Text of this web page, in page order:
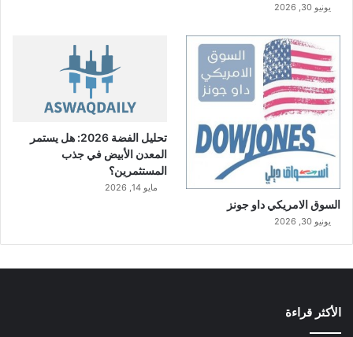
يونيو 30, 2026
السوق الامريكي داو جونز
يونيو 30, 2026
تحليل الفضة 2026: هل يستمر
المعدن الأبيض في جذب
المستثمرين؟
مايو 14, 2026
الأكثر قراءة